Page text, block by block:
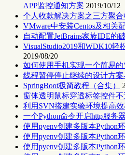
APP监控通知方案 2019/10/12
个人收款解决方案之三方聚
VMware中安装Centos及相关
自动配置JetBrains家族IDE的
VisualStudio2019和WDK10轻
2019/08/20
如何使用手机实现一个简易的
线程暂停停止继续的设计方
SpringBoot极简教程（合集）
窗体透明鼠标穿透标签控件不
利用SVN搭建实验环境提高
一个Python命令开启http服务器
使用pyenv创建多版本Python
使用pyenv创建多版本Python
使用pyenv创建多版本Python